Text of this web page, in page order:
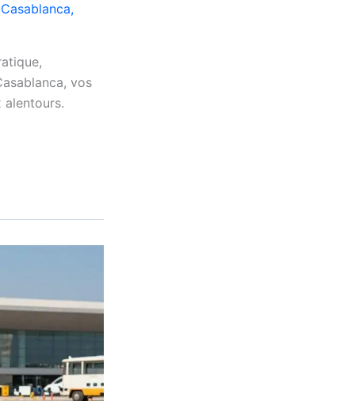
,
vos
alentours.